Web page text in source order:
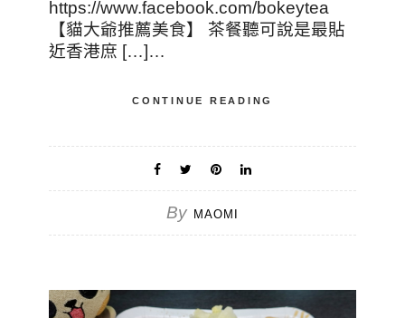
https://www.facebook.com/bokeytea
【貓大爺推薦美食】 茶餐聽可說是最貼
近香港庶 […]…
CONTINUE READING
By MAOMI